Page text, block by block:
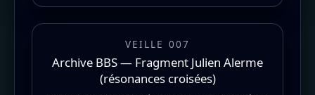
VEILLE 007
Archive BBS — Fragment Julien Alerme
(résonances croisées)